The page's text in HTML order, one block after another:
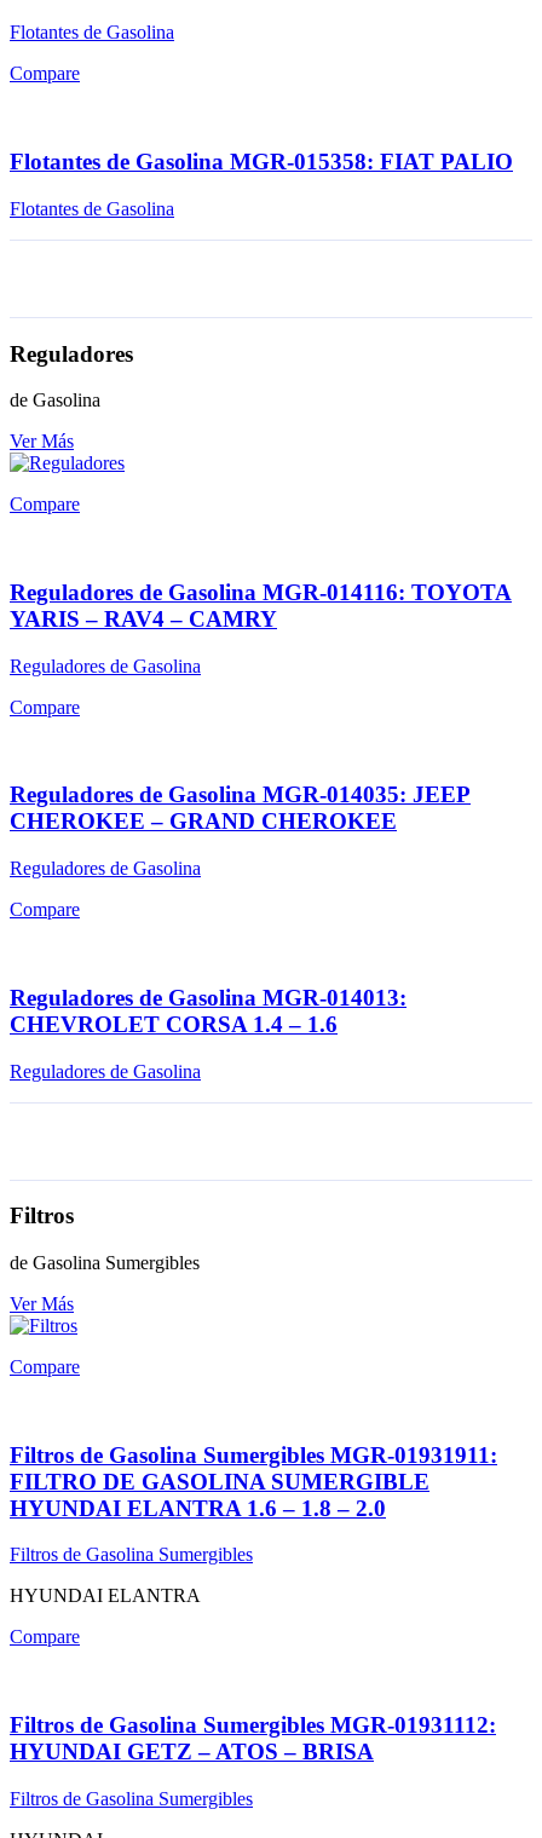
Flotantes de Gasolina
Compare
Flotantes de Gasolina MGR-015358: FIAT PALIO
Flotantes de Gasolina
Reguladores
de Gasolina
Ver Más
Compare
Reguladores de Gasolina MGR-014116: TOYOTA
YARIS – RAV4 – CAMRY
Reguladores de Gasolina
Compare
Reguladores de Gasolina MGR-014035: JEEP
CHEROKEE – GRAND CHEROKEE
Reguladores de Gasolina
Compare
Reguladores de Gasolina MGR-014013:
CHEVROLET CORSA 1.4 – 1.6
Reguladores de Gasolina
Filtros
de Gasolina Sumergibles
Ver Más
Compare
Filtros de Gasolina Sumergibles MGR-01931911:
FILTRO DE GASOLINA SUMERGIBLE
HYUNDAI ELANTRA 1.6 – 1.8 – 2.0
Filtros de Gasolina Sumergibles
HYUNDAI ELANTRA
Compare
Filtros de Gasolina Sumergibles MGR-01931112:
HYUNDAI GETZ – ATOS – BRISA
Filtros de Gasolina Sumergibles